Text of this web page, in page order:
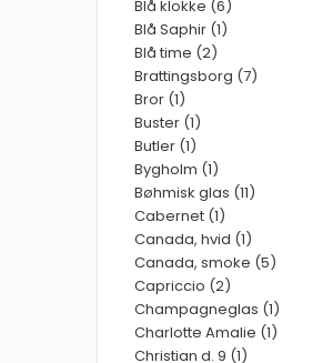
Blå klokke (6)
Blå Saphir (1)
Blå time (2)
Brattingsborg (7)
Bror (1)
Buster (1)
Butler (1)
Bygholm (1)
Bøhmisk glas (11)
Cabernet (1)
Canada, hvid (1)
Canada, smoke (5)
Capriccio (2)
Champagneglas (1)
Charlotte Amalie (1)
Christian d. 9 (1)